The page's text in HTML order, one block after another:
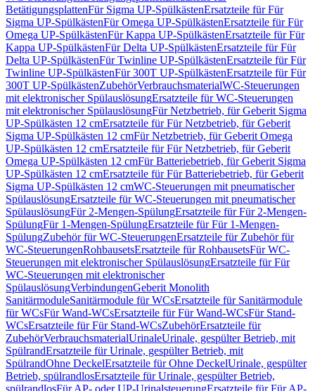
BetätigungsplattenFür Sigma UP-SpülkästenErsatzteile für Für
Sigma UP-SpülkästenFür Omega UP-SpülkästenErsatzteile für Für
Omega UP-SpülkästenFür Kappa UP-SpülkästenErsatzteile für Für
Kappa UP-SpülkästenFür Delta UP-SpülkästenErsatzteile für Für
Delta UP-SpülkästenFür Twinline UP-SpülkästenErsatzteile für Für
Twinline UP-SpülkästenFür 300T UP-SpülkästenErsatzteile für Für
300T UP-SpülkästenZubehörVerbrauchsmaterialWC-Steuerungen
mit elektronischer SpülauslösungErsatzteile für WC-Steuerungen
mit elektronischer SpülauslösungFür Netzbetrieb, für Geberit Sigma
UP-Spülkästen 12 cmErsatzteile für Für Netzbetrieb, für Geberit
Sigma UP-Spülkästen 12 cmFür Netzbetrieb, für Geberit Omega
UP-Spülkästen 12 cmErsatzteile für Für Netzbetrieb, für Geberit
Omega UP-Spülkästen 12 cmFür Batteriebetrieb, für Geberit Sigma
UP-Spülkästen 12 cmErsatzteile für Für Batteriebetrieb, für Geberit
Sigma UP-Spülkästen 12 cmWC-Steuerungen mit pneumatischer
SpülauslösungErsatzteile für WC-Steuerungen mit pneumatischer
SpülauslösungFür 2-Mengen-SpülungErsatzteile für Für 2-Mengen-
SpülungFür 1-Mengen-SpülungErsatzteile für Für 1-Mengen-
SpülungZubehör für WC-SteuerungenErsatzteile für Zubehör für
WC-SteuerungenRohbausetsErsatzteile für RohbausetsFür WC-
Steuerungen mit elektronischer SpülauslösungErsatzteile für Für
WC-Steuerungen mit elektronischer
SpülauslösungVerbindungenGeberit Monolith
SanitärmoduleSanitärmodule für WCsErsatzteile für Sanitärmodule
für WCsFür Wand-WCsErsatzteile für Für Wand-WCsFür Stand-
WCsErsatzteile für Für Stand-WCsZubehörErsatzteile für
ZubehörVerbrauchsmaterialUrinaleUrinale, gespülter Betrieb, mit
SpülrandErsatzteile für Urinale, gespülter Betrieb, mit
SpülrandOhne DeckelErsatzteile für Ohne DeckelUrinale, gespülter
Betrieb, spülrandlosErsatzteile für Urinale, gespülter Betrieb,
spülrandlosFür AP- oder UP-UrinalsteuerungErsatzteile für Für AP-